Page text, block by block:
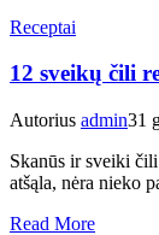
Receptai
12 sveikų čili
Autorius admin31
Skanūs ir sveiki
atšąla, nėra nieko
Read More